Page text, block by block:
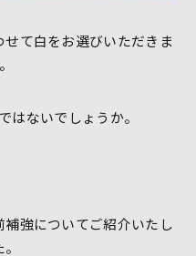
て白をお選びいただきま
はないでしょうか。
強についてご紹介いたし